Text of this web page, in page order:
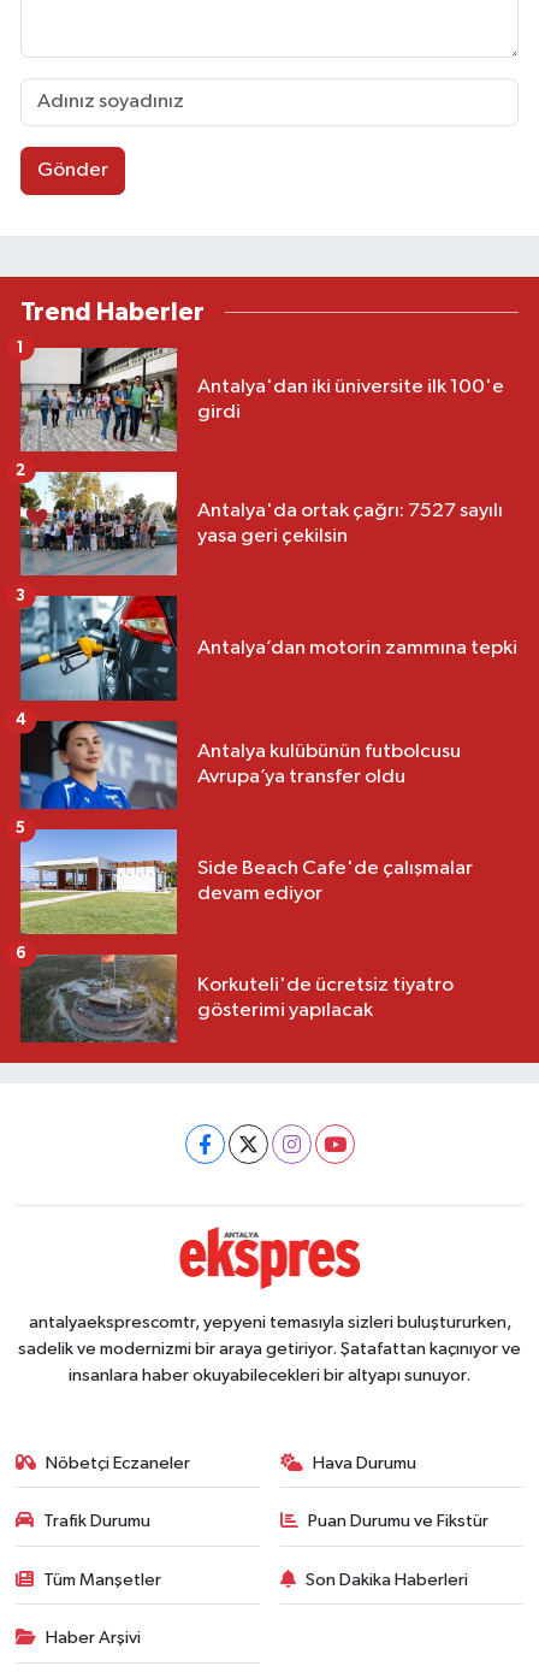
Gönder
Trend Haberler
Antalya'dan iki üniversite ilk 100'e
girdi
1
Antalya'da ortak çağrı: 7527 sayılı
yasa geri çekilsin
2
Antalya’dan motorin zammına tepki
3
Antalya kulübünün futbolcusu
Avrupa’ya transfer oldu
4
Side Beach Cafe'de çalışmalar
devam ediyor
5
Korkuteli'de ücretsiz tiyatro
gösterimi yapılacak
6
antalyaeksprescomtr, yepyeni temasıyla sizleri buluştururken,
sadelik ve modernizmi bir araya getiriyor. Şatafattan kaçınıyor ve
insanlara haber okuyabilecekleri bir altyapı sunuyor.
Nöbetçi Eczaneler Hava Durumu
Trafik Durumu Puan Durumu ve Fikstür
Tüm Manşetler Son Dakika Haberleri
Haber Arşivi